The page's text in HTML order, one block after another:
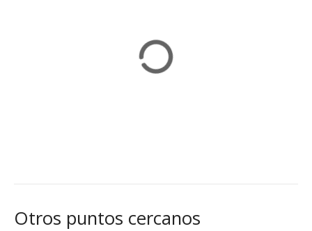
Otros puntos cercanos